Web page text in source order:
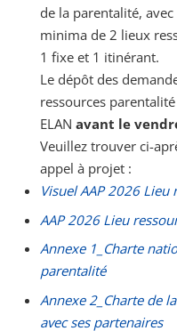
de la parentalité,
minima de 2 lieux
1 fixe et 1 itinérant.
Le dépôt des
ressources
ELAN avant le
Veuillez trouver ci-
appel à projet :
Visuel AAP 2026
AAP 2026 Lieu
Annexe 1_Charte
parentalité
Annexe 2_Charte de
avec ses partenaires